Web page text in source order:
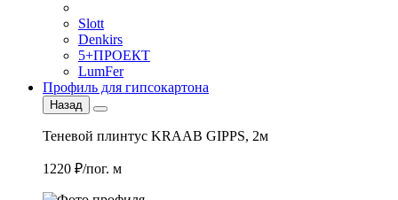
Slott
Denkirs
5+ПРОЕКТ
LumFer
Профиль для гипсокартона
Назад
Теневой плинтус KRAAB GIPPS, 2м
1220 ₽/пог. м